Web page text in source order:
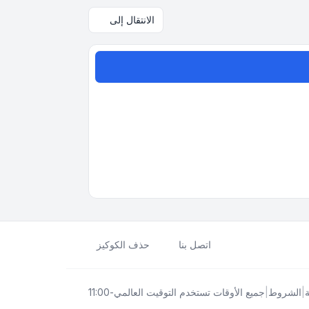
الانتقال إلى
اتصل بنا حذف الكوكيز
الشروط جميع الأوقات تستخدم التوقيت العالمي-11:00